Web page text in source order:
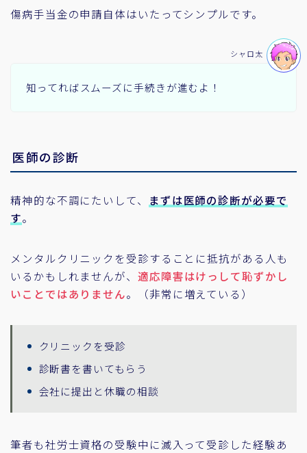
傷病手当金の申請自体はいたってシンプルです。
知ってればスムーズに手続きが進むよ！
シャロ太
医師の診断
精神的な不調にたいして、 まずは医師の診断が必要で
す。
メンタルクリニックを受診することに抵抗がある人も
いるかもしれませんが、 適応障害はけっして恥ずかし
いことではありません。（非常に増えている）
クリニックを受診
診断書を書いてもらう
会社に提出と休職の相談
筆者も社労士資格の受験中に滅入って受診した経験あ